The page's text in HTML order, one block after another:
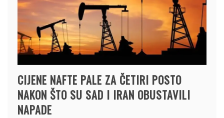
CIJENE NAFTE PALE ZA ČETIRI POSTO
NAKON ŠTO SU SAD I IRAN OBUSTAVILI
NAPADE